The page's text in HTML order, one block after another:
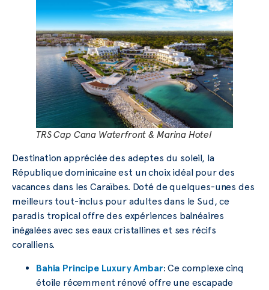
TRS Cap Cana Waterfront & Marina Hotel
Destination appréciée des adeptes du soleil, la
République dominicaine est un choix idéal pour des
vacances dans les Caraïbes. Doté de quelques-unes des
meilleurs tout-inclus pour adultes dans le Sud, ce
paradis tropical offre des expériences balnéaires
inégalées avec ses eaux cristallines et ses récifs
coralliens.
Bahia Principe Luxury Ambar: Ce complexe cinq
étoile récemment rénové offre une escapade